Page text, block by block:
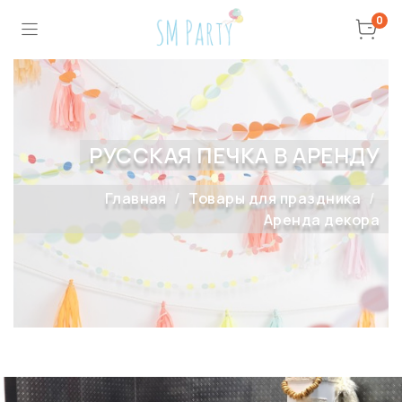
0
РУССКАЯ ПЕЧКА В АРЕНДУ
Главная
Товары для праздника
Аренда декора